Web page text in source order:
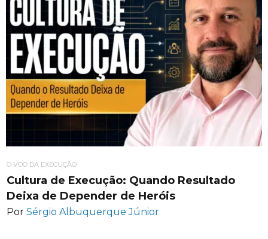
O VOO DA EXECUÇÃO
Cultura de Execução: Quando Resultado
Deixa de Depender de Heróis
Por Sérgio Albuquerque Júnior